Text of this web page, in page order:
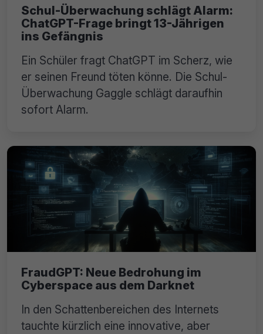
Schul-Überwachung schlägt Alarm:
ChatGPT-Frage bringt 13-Jährigen
ins Gefängnis
Ein Schüler fragt ChatGPT im Scherz, wie
er seinen Freund töten könne. Die Schul-
Überwachung Gaggle schlägt daraufhin
sofort Alarm.
FraudGPT: Neue Bedrohung im
Cyberspace aus dem Darknet
In den Schattenbereichen des Internets
tauchte kürzlich eine innovative, aber